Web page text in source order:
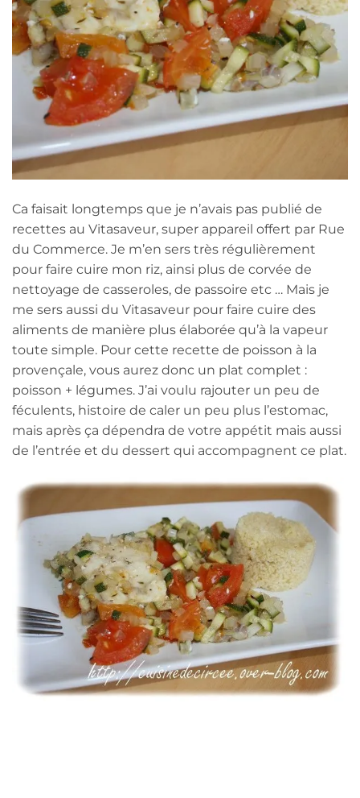
Ca faisait longtemps que je n’avais pas publié de
recettes au Vitasaveur, super appareil offert par Rue
du Commerce. Je m’en sers très régulièrement
pour faire cuire mon riz, ainsi plus de corvée de
nettoyage de casseroles, de passoire etc … Mais je
me sers aussi du Vitasaveur pour faire cuire des
aliments de manière plus élaborée qu’à la vapeur
toute simple. Pour cette recette de poisson à la
provençale, vous aurez donc un plat complet :
poisson + légumes. J’ai voulu rajouter un peu de
féculents, histoire de caler un peu plus l’estomac,
mais après ça dépendra de votre appétit mais aussi
de l’entrée et du dessert qui accompagnent ce plat.